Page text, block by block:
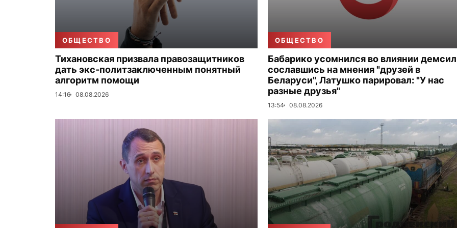
ОБЩЕСТВО
Тихановская призвала правозащитников
дать экс-политзаключенным понятный
алгоритм помощи
14:16 08.08.2026
ОБЩЕСТВО
Бабарико усомнился во влиянии
сославшись на мнения "друзей в
Беларуси", Латушко парировал: "У нас
разные друзья"
13:54 08.08.2026